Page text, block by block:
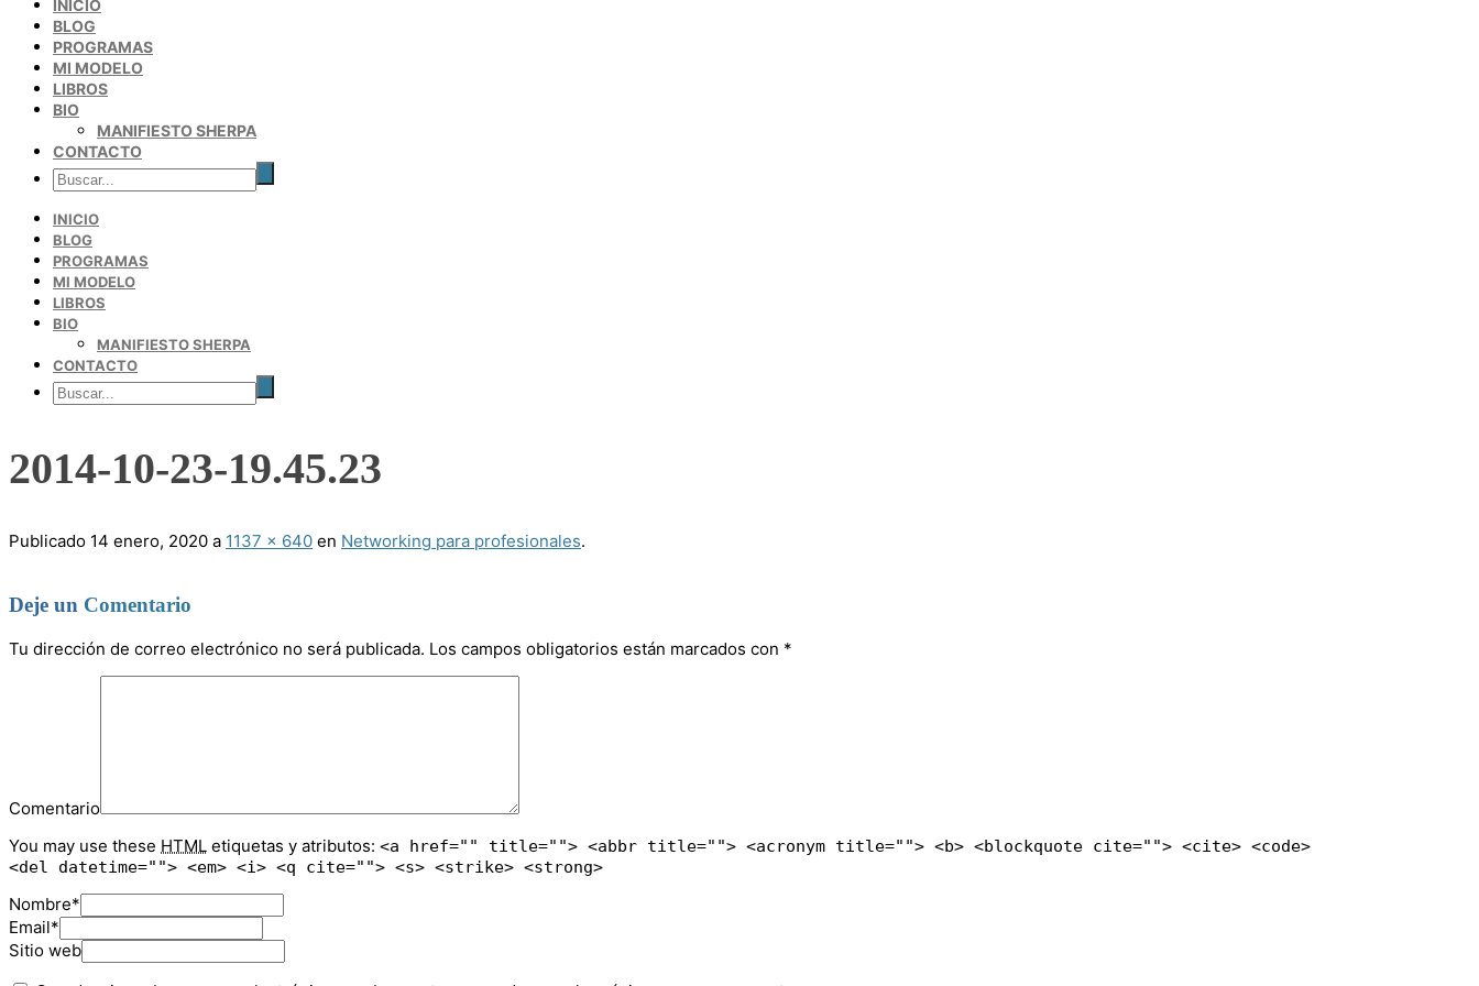
INICIO
BLOG
PROGRAMAS
MI MODELO
LIBROS
BIO
MANIFIESTO SHERPA
CONTACTO
INICIO
BLOG
PROGRAMAS
MI MODELO
LIBROS
BIO
MANIFIESTO SHERPA
CONTACTO
2014-10-23-19.45.23
Publicado 14 enero, 2020 a 1137 × 640 en Networking para profesionales.
Deje un Comentario
Tu dirección de correo electrónico no será publicada. Los campos obligatorios están marcados con *
Comentario
You may use these HTML etiquetas y atributos: <a href="" title=""> <abbr title=""> <acronym title=""> <b> <blockquote cite=""> <cite> <code>
<del datetime=""> <em> <i> <q cite=""> <s> <strike> <strong>
Nombre*
Email*
Sitio web